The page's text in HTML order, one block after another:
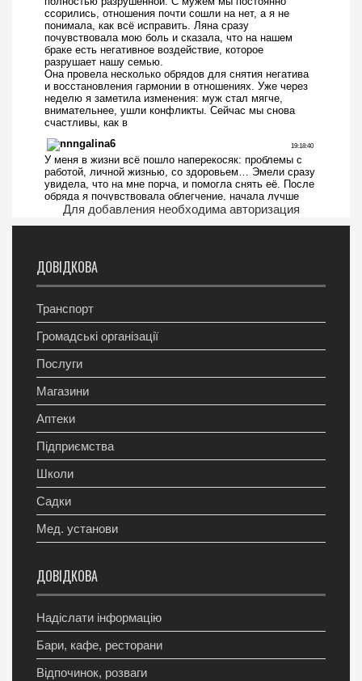
Для добавления необходима авторизация
ДОВІДКОВА
Транспорт
Громадські організації
Послуги
Магазини
Аптеки
Підприємства
Школи
Садки
Мед. установи
ДОВІДКОВА
Надіслати інформацію
Бари, кафе, ресторани
Відпочинок, розваги